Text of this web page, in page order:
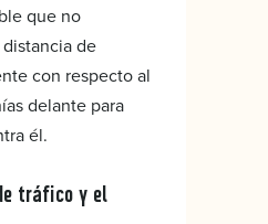
que no
de
con respecto al
delante para
él.
tráfico y el